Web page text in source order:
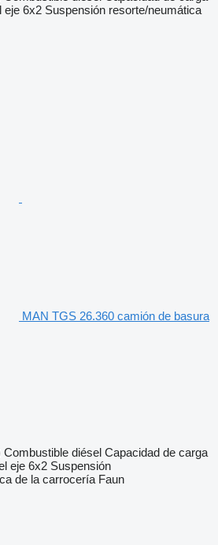
eje 6x2 Suspensión resorte/neumática
MAN TGS 26.360 camión de basura
Combustible diésel Capacidad de carga
eje 6x2 Suspensión
de la carrocería Faun